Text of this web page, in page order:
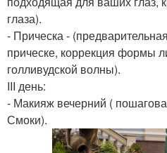
глаза).
- Прическа -
прическе, коррекция формы
голливудской волны).
III день:
- Макияж вечерний (
Смоки).